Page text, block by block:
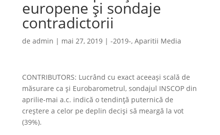
europene și sondaje
contradictorii
de admin | mai 27, 2019| -2019-, Aparitii Media
CONTRIBUTORS: Lucrând cu exact aceeași scală de
măsurare ca și Eurobarometrul, sondajul INSCOP din
aprilie-mai a.c. indică o tendință puternică de
creștere a celor pe deplin deciși să meargă la vot
(39%).